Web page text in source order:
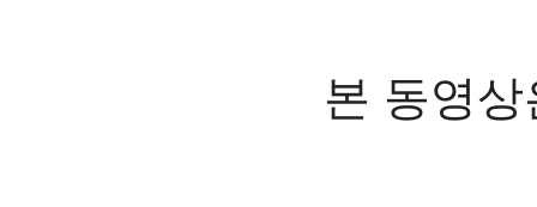
본 동영